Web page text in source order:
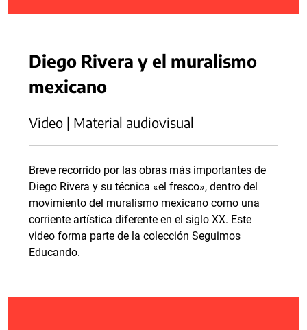
Diego Rivera y el muralismo
mexicano
Video | Material audiovisual
Breve recorrido por las obras más importantes de
Diego Rivera y su técnica «el fresco», dentro del
movimiento del muralismo mexicano como una
corriente artística diferente en el siglo XX. Este
video forma parte de la colección Seguimos
Educando.